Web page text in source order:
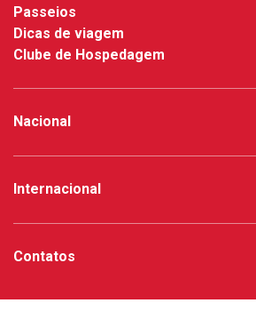
Passeios
Dicas de viagem
Clube de Hospedagem
Nacional
Internacional
Contatos